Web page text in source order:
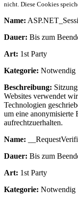
nicht. Diese Cookies
Name:
Dauer: Bis zum
Art: 1st Party
Kategorie: Notwendig
Beschreibung:
Websites verwendet
Technologien
um eine anonymisierte
aufrechtzuerhalten.
Name:
Dauer: Bis zum
Art: 1st Party
Kategorie: Notwendig